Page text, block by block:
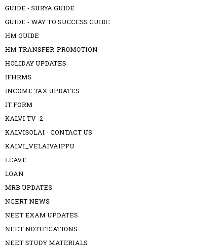
GUIDE - SURYA GUIDE
GUIDE - WAY TO SUCCESS GUIDE
HM GUIDE
HM TRANSFER-PROMOTION
HOLIDAY UPDATES
IFHRMS
INCOME TAX UPDATES
IT FORM
KALVI TV_2
KALVISOLAI - CONTACT US
KALVI_VELAIVAIPPU
LEAVE
LOAN
MRB UPDATES
NCERT NEWS
NEET EXAM UPDATES
NEET NOTIFICATIONS
NEET STUDY MATERIALS